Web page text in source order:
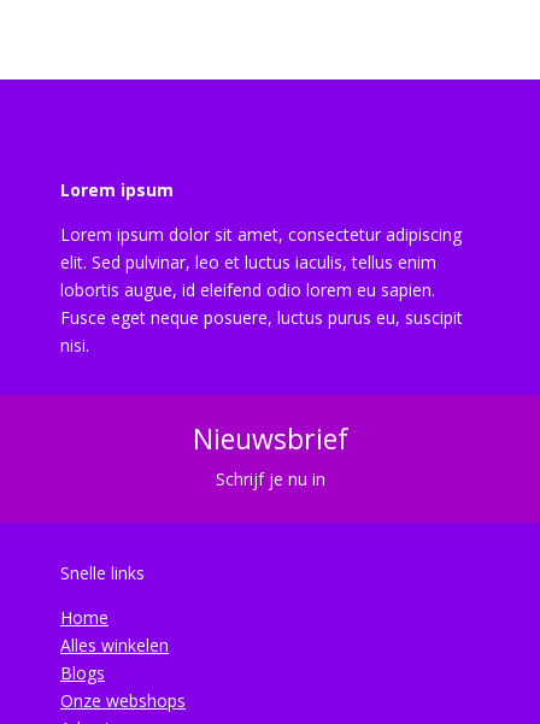
Lorem ipsum
Lorem ipsum dolor sit amet, consectetur adipiscing
elit. Sed pulvinar, leo et luctus iaculis, tellus enim
lobortis augue, id eleifend odio lorem eu sapien.
Fusce eget neque posuere, luctus purus eu, suscipit
nisi.
Nieuwsbrief
Schrijf je nu in
Snelle links
Home
Alles winkelen
Blogs
Onze webshops